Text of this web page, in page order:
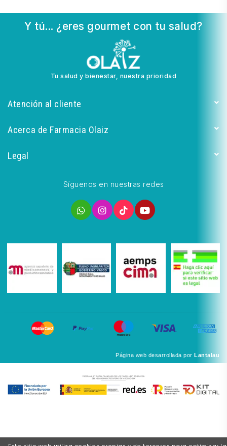
Y tú... ¿eres gourmet con tu salud?
Tu salud y bienestar, nuestra prioridad
Atención al cliente
Acerca de Farmacia Olaiz
Legal
Síguenos en nuestras redes
Página web desarrollada por Lantalau